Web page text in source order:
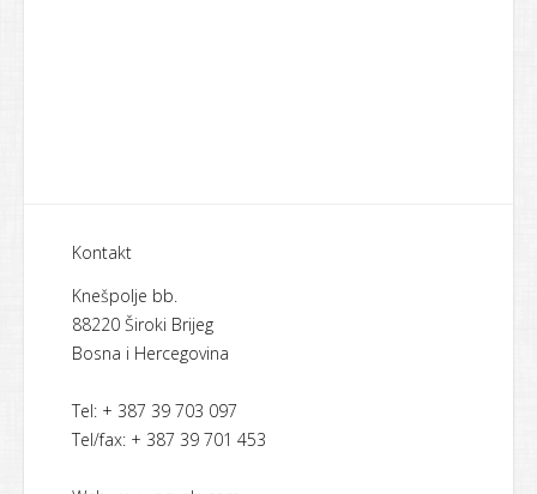
Kontakt
Knešpolje bb.
88220 Široki Brijeg
Bosna i Hercegovina
Tel: + 387 39 703 097
Tel/fax: + 387 39 701 453